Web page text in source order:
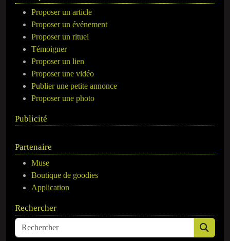
Proposer un article
Proposer un événement
Proposer un rituel
Témoigner
Proposer un lien
Proposer une vidéo
Publier une petite annonce
Proposer une photo
Publicité
Partenaire
Muse
Boutique de goodies
Application
Rechercher